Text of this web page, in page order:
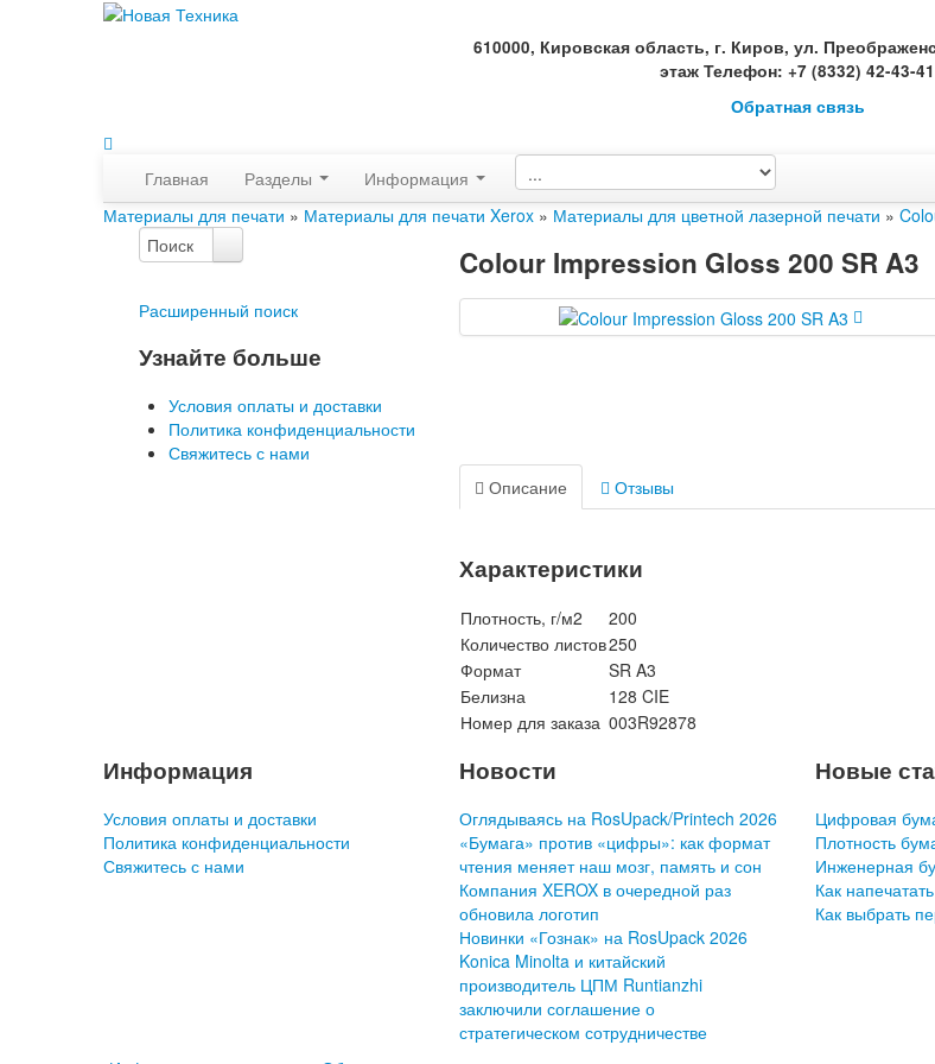
610000, Кировская область, г. Киров, ул.
этаж Телефон: +7 (8332) 42-43-41
Обратная связь
Главная Разделы
Информация
Материалы для печати » Материалы для печати Xerox » Материалы для цветной лазерной печати »
Colour Impression Gloss 200 SR A3
Описание Отзывы
Характеристики
Плотность, г/м2
200
Количество листов250
Формат
SR A3
Белизна
128 CIE
Номер для заказа 003R92878
Расширенный поиск
Узнайте больше
Условия оплаты и доставки
Политика конфиденциальности
Свяжитесь с нами
Информация
Условия оплаты и доставки
Политика конфиденциальности
Свяжитесь с нами
Новости
Оглядываясь на RosUpack/Printech 2026
«Бумага» против «цифры»: как формат
чтения меняет наш мозг, память и сон
Компания XEROX в очередной раз
обновила логотип
Новинки «Гознак» на RosUpack 2026
Konica Minolta и китайский
производитель ЦПМ Runtianzhi
заключили соглашение о
стратегическом сотрудничестве
Новые
Цифровая
Плотность
Инженерная
Как
Как выбрать